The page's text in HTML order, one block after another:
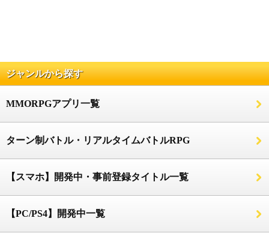
ジャンルから探す
MMORPGアプリ一覧
ターン制バトル・リアルタイムバトルRPG
【スマホ】開発中・事前登録タイトル一覧
【PC/PS4】開発中一覧